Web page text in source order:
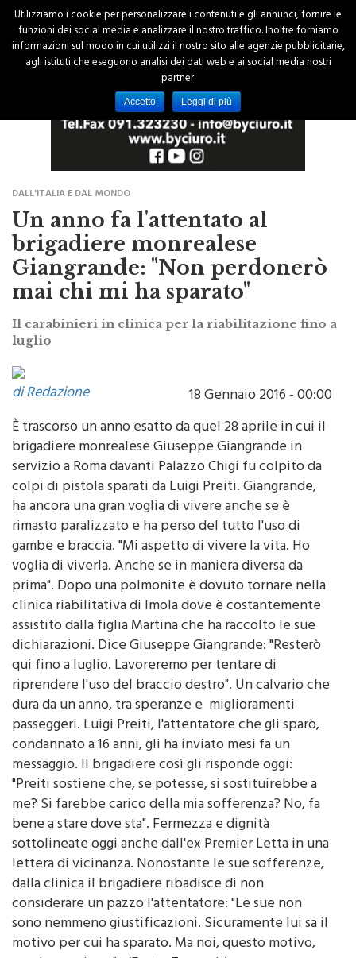
DALL'ITALIA E DAL MONDO
Un anno fa l'attentato al
brigadiere monrealese
Giangrande: "Non perdonerò
mai chi mi ha sparato"
Il carabinieri in clinica per la riabilitazione fino a
luglio
di Redazione
È trascorso un anno esatto da quel 28 aprile in cui il
brigadiere monrealese Giuseppe Giangrande in
servizio a Roma davanti Palazzo Chigi fu colpito da
colpi di pistola sparati da Luigi Preiti. Giangrande,
ha ancora una gran voglia di vivere anche se è
rimasto paralizzato e ha perso del tutto l'uso di
gambe e braccia. "Mi aspetto di vivere la vita. Ho
voglia di viverla. Anche se in maniera diversa da
prima". Dopo una polmonite è dovuto tornare nella
clinica riabilitativa di Imola dove è costantemente
assistito dalla figlia Martina che ha raccolto le sue
dichiarazioni. Dice Giuseppe Giangrande: "Resterò
qui fino a luglio. Lavoreremo per tentare di
riprendere l'uso del braccio destro". Un calvario che
dura da un anno, tra speranze e miglioramenti
passeggeri. Luigi Preiti, l'attentatore che gli sparò,
condannato a 16 anni, gli ha inviato mesi fa un
messaggio. Il brigadiere così gli risponde oggi:
"Preiti sostiene che, se potesse, si sostituirebbe a
me? Si farebbe carico della mia sofferenza? No, fa
bene a stare dove sta". Fermezza e dignità
sottolineate oggi anche dall'ex Premier Letta in una
lettera di vicinanza. Nonostante le sue sofferenze,
dalla clinica il brigadiere ribadisce di non
considerare un pazzo l'attentatore: "Le sue non
sono nemmeno giustificazioni. Sicuramente lui sa il
motivo per cui ha sparato. Ma noi, questo motivo,
non lo sappiamo": (Fonte Tgcom.it)
Utilizziamo i cookie per personalizzare i contenuti e gli annunci, fornire le
funzioni dei social media e analizzare il nostro traffico. Inoltre forniamo
informazioni sul modo in cui utilizzi il nostro sito alle agenzie pubblicitarie,
agli istituti che eseguono analisi dei dati web e ai social media nostri
partner.
Accetto Leggi di più